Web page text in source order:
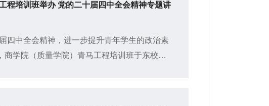
程培训班举办 党的二十届四中全会精神专题讲
四中全会精神，进一步提升青年学生的政治素
商学院（质量学院）青马工程培训班于东校区